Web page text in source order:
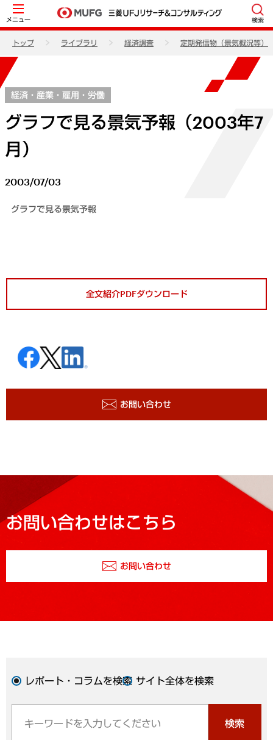
メニュー 検索
トップ ライブラリ 経済調査 定期発信物（景気概況等）
経済・産業・雇用・労働
グラフで見る景気予報（2003年7
月）
2003/07/03
グラフで見る景気予報
全文紹介PDFダウンロード
お問い合わせ
お問い合わせはこちら
お問い合わせ
レポート・コラムを検索 サイト全体を検索
検索